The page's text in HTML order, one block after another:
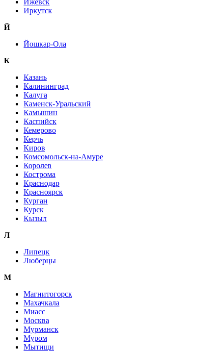
Ижевск
Иркутск
Й
Йошкар-Ола
К
Казань
Калининград
Калуга
Каменск-Уральский
Камышин
Каспийск
Кемерово
Керчь
Киров
Комсомольск-на-Амуре
Королев
Кострома
Краснодар
Красноярск
Курган
Курск
Кызыл
Л
Липецк
Люберцы
М
Магнитогорск
Махачкала
Миасс
Москва
Мурманск
Муром
Мытищи